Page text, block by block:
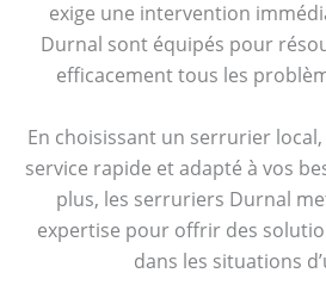
exige une intervention
Durnal sont équipés pour
efficacement tous les
En choisissant un serrurier local,
service rapide et adapté à vos
plus, les serruriers Durnal
expertise pour offrir des
dans les situations